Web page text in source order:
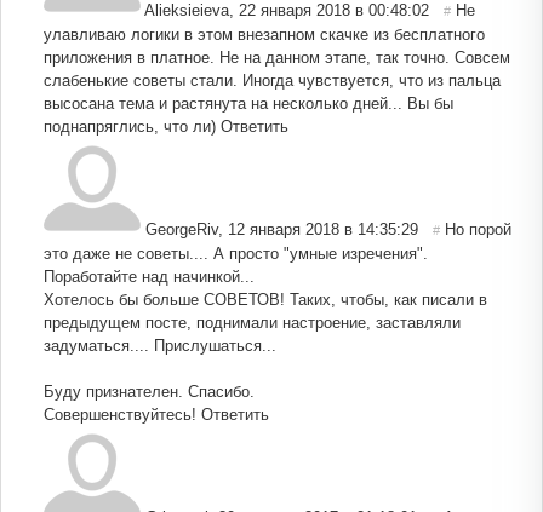
Alieksieieva, 22 января 2018 в 00:48:02 # Не
улавливаю логики в этом внезапном скачке из бесплатного
приложения в платное. Не на данном этапе, так точно. Совсем
слабенькие советы стали. Иногда чувствуется, что из пальца
высосана тема и растянута на несколько дней... Вы бы
поднапряглись, что ли) Ответить
GeorgeRiv, 12 января 2018 в 14:35:29 # Но порой
это даже не советы.... А просто "умные изречения".
Поработайте над начинкой...
Хотелось бы больше СОВЕТОВ! Таких, чтобы, как писали в
предыдущем посте, поднимали настроение, заставляли
задуматься.... Прислушаться...
Буду признателен. Спасибо.
Совершенствуйтесь! Ответить